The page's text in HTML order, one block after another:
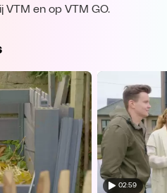
VTM en op VTM GO.
02:59